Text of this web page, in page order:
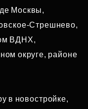
Москвы,
ВДНХ,
округе, районе
в новостройке,